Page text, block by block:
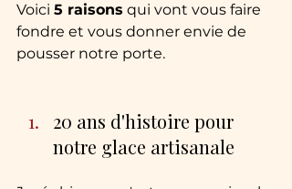
Voici 5 raisons qui vont vous faire
fondre et vous donner envie de
pousser notre porte.
20 ans d'histoire pour
notre glace artisanale